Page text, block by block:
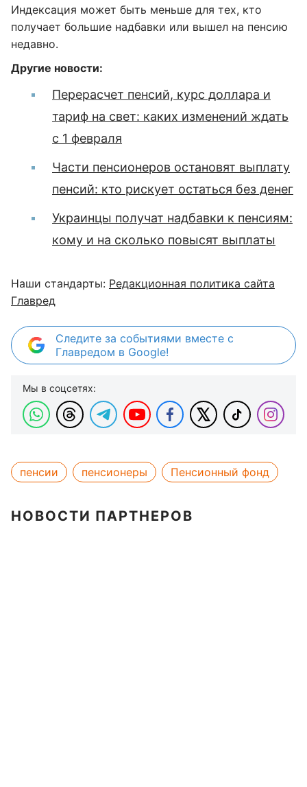
Индексация может быть меньше для тех, кто
получает большие надбавки или вышел на пенсию
недавно.
Другие новости:
Перерасчет пенсий, курс доллара и
тариф на свет: каких изменений ждать
с 1 февраля
Части пенсионеров остановят выплату
пенсий: кто рискует остаться без денег
Украинцы получат надбавки к пенсиям:
кому и на сколько повысят выплаты
Наши стандарты: Редакционная политика сайта
Главред
Следите за событиями вместе с
Главредом в Google!
Мы в соцсетях:
пенсии пенсионеры Пенсионный фонд
НОВОСТИ ПАРТНЕРОВ